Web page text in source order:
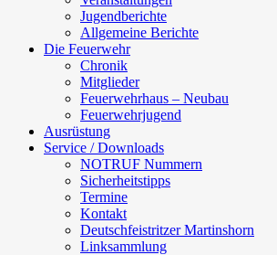
Jugendberichte
Allgemeine Berichte
Die Feuerwehr
Chronik
Mitglieder
Feuerwehrhaus – Neubau
Feuerwehrjugend
Ausrüstung
Service / Downloads
NOTRUF Nummern
Sicherheitstipps
Termine
Kontakt
Deutschfeistritzer Martinshorn
Linksammlung